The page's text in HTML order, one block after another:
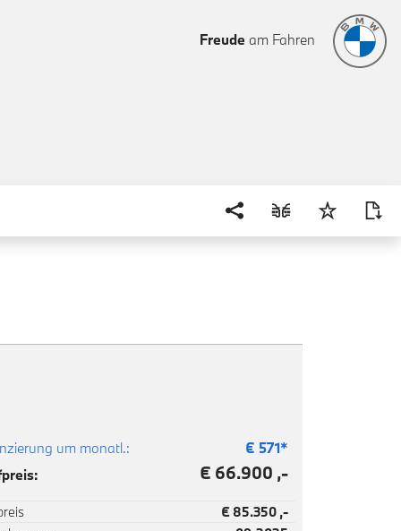
Freude am Fahren
um monatl.: € 571*
€ 66.900 ,-
€ 85.350 ,-